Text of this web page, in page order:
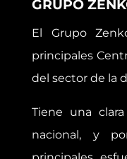
GRUPO
El Grupo
principales
del sector de la
Tiene una
nacional, y